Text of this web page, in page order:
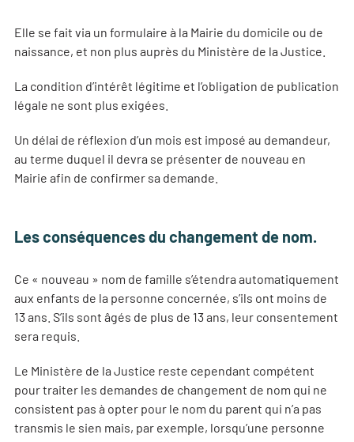
Elle se fait via un formulaire à la Mairie du domicile ou de
naissance, et non plus auprès du Ministère de la Justice.
La condition d’intérêt légitime et l’obligation de publication
légale ne sont plus exigées.
Un délai de réflexion d’un mois est imposé au demandeur,
au terme duquel il devra se présenter de nouveau en
Mairie afin de confirmer sa demande.
Les conséquences du changement de nom.
Ce « nouveau » nom de famille s’étendra automatiquement
aux enfants de la personne concernée, s’ils ont moins de
13 ans. S’ils sont âgés de plus de 13 ans, leur consentement
sera requis.
Le Ministère de la Justice reste cependant compétent
pour traiter les demandes de changement de nom qui ne
consistent pas à opter pour le nom du parent qui n’a pas
transmis le sien mais, par exemple, lorsqu’une personne